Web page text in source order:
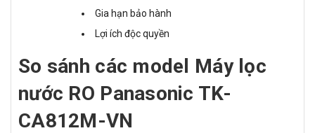
Gia hạn bảo hành
Lợi ích độc quyền
So sánh các model Máy lọc
nước RO Panasonic TK-
CA812M-VN